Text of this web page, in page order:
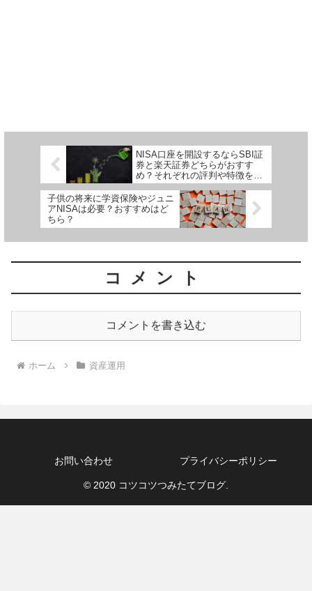
NISA口座を開設するならSBI証
券と楽天証券どちらがおすす
め？それぞれの評判や特徴を比
較！
子供の将来に学資保険やジュニ
アNISAは必要？おすすめはど
ちら？
コメント
コメントを書き込む
ホーム 資産運用
お問い合わせ プライバシーポリシー
© 2020 コツコツつみたてブログ.